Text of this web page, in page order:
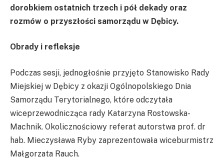
dorobkiem ostatnich trzech i pół dekady oraz
rozmów o przyszłości samorządu w Dębicy.
Obrady i refleksje
Podczas sesji, jednogłośnie przyjęto Stanowisko Rady
Miejskiej w Dębicy z okazji Ogólnopolskiego Dnia
Samorządu Terytorialnego, które odczytała
wiceprzewodnicząca rady Katarzyna Rostowska-
Machnik. Okolicznościowy referat autorstwa prof. dr
hab. Mieczysława Ryby zaprezentowała wiceburmistrz
Małgorzata Rauch.